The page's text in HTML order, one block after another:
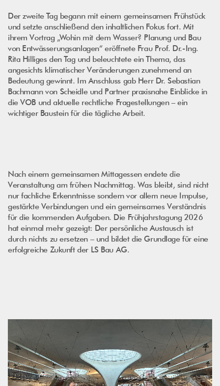
Der zweite Tag begann mit einem gemeinsamen Frühstück
und setzte anschließend den inhaltlichen Fokus fort. Mit
ihrem Vortrag „Wohin mit dem Wasser? Planung und Bau
von Entwässerungsanlagen“ eröffnete Frau Prof. Dr.-Ing.
Rita Hilliges den Tag und beleuchtete ein Thema, das
angesichts klimatischer Veränderungen zunehmend an
Bedeutung gewinnt. Im Anschluss gab Herr Dr. Sebastian
Bachmann von Scheidle und Partner praxisnahe Einblicke in
die VOB und aktuelle rechtliche Fragestellungen – ein
wichtiger Baustein für die tägliche Arbeit.
Nach einem gemeinsamen Mittagessen endete die
Veranstaltung am frühen Nachmittag. Was bleibt, sind nicht
nur fachliche Erkenntnisse sondern vor allem neue Impulse,
gestärkte Verbindungen und ein gemeinsames Verständnis
für die kommenden Aufgaben. Die Frühjahrstagung 2026
hat einmal mehr gezeigt: Der persönliche Austausch ist
durch nichts zu ersetzen – und bildet die Grundlage für eine
erfolgreiche Zukunft der LS Bau AG.